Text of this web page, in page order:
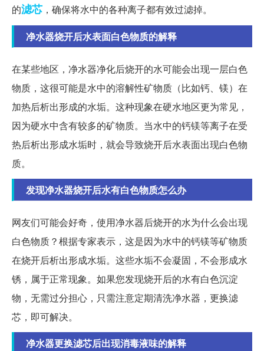
的滤芯 ，确保将水中的各种离子都有效过滤掉。
净水器烧开后水表面白色物质的解释
在某些地区，净水器净化后烧开的水可能会出现一层白色
物质，这很可能是水中的溶解性矿物质（比如钙、镁）在
加热后析出形成的水垢。这种现象在硬水地区更为常见，
因为硬水中含有较多的矿物质。当水中的钙镁等离子在受
热后析出形成水垢时，就会导致烧开后水表面出现白色物
质。
发现净水器烧开后水有白色物质怎么办
网友们可能会好奇，使用净水器后烧开的水为什么会出现
白色物质？根据专家表示，这是因为水中的钙镁等矿物质
在烧开后析出形成水垢。这些水垢不会凝固，不会形成水
锈，属于正常现象。如果您发现烧开后的水有白色沉淀
物，无需过分担心，只需注意定期清洗净水器，更换滤
芯，即可解决。
净水器更换滤芯后出现消毒液味的解释